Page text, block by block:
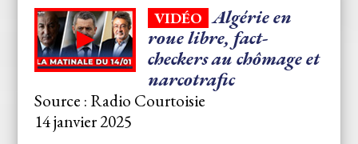
VIDÉO Algérie en
roue libre, fact-
checkers au chômage et
narcotrafic
Source : Radio Courtoisie
14 janvier 2025